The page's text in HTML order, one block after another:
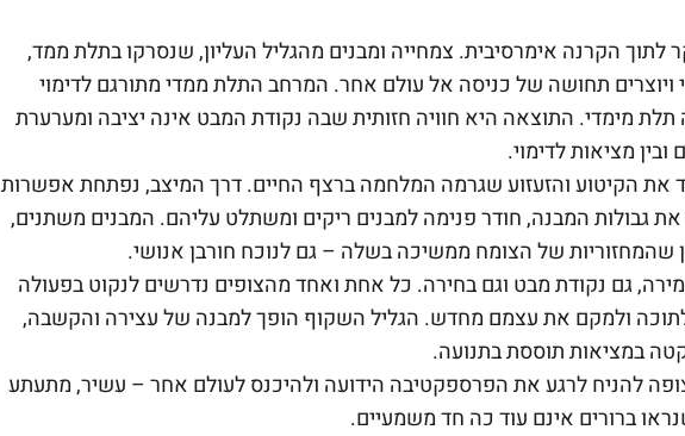
לתוך הקרנה אימרסיבית. צמחייה ומבנים מהגליל העליון, שנסרקו בתלת ממד,
ויוצרים תחושה של כניסה אל עולם אחר. המרחב התלת ממדי מתורגם לדימוי
מימדי. התוצאה היא חוויה חזותית שבה נקודת המבט אינה יציבה ומערערת
מציאות לדימוי.
את הקיטוע והזעזוע שגרמה המלחמה ברצף החיים. דרך המיצב, נפתחת אפשרות
גבולות המבנה, חודר פנימה למבנים ריקים ומשתלט עליהם. המבנים משתנים,
שהמחזוריות של הצומח ממשיכה בשלה – גם לנוכח חורבן אנושי.
גם נקודת מבט וגם בחירה. כל אחת ואחד מהצופים נדרשים לנקוט בפעולה
ולמקם את עצמם מחדש. הגליל השקוף הופך למבנה של עצירה והקשבה,
במציאות תוססת בתנועה.
להניח לרגע את הפרספקטיבה הידועה ולהיכנס לעולם אחר – עשיר, מתעתע
ברורים אינם עוד כה חד משמעיים.